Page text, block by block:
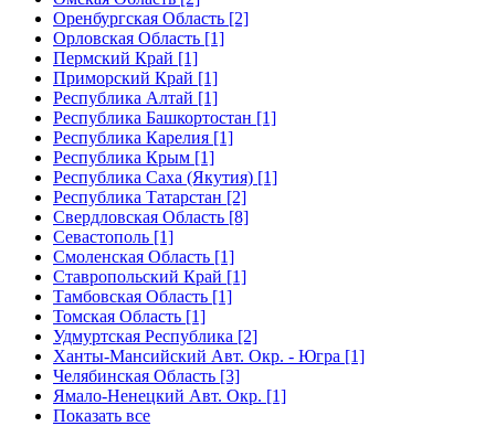
Оренбургская Область [2]
Орловская Область [1]
Пермский Край [1]
Приморский Край [1]
Республика Алтай [1]
Республика Башкортостан [1]
Республика Карелия [1]
Республика Крым [1]
Республика Саха (Якутия) [1]
Республика Татарстан [2]
Свердловская Область [8]
Севастополь [1]
Смоленская Область [1]
Ставропольский Край [1]
Тамбовская Область [1]
Томская Область [1]
Удмуртская Республика [2]
Ханты-Мансийский Авт. Окр. - Югра [1]
Челябинская Область [3]
Ямало-Ненецкий Авт. Окр. [1]
Показать все